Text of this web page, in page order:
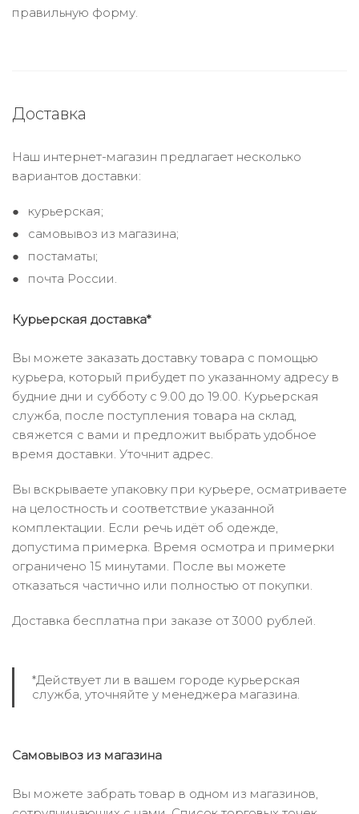
правильную форму.
Доставка
Наш интернет-магазин предлагает несколько
вариантов доставки:
курьерская;
самовывоз из магазина;
постаматы;
почта России.
Курьерская доставка*
Вы можете заказать доставку товара с помощью
курьера, который прибудет по указанному адресу в
будние дни и субботу с 9.00 до 19.00. Курьерская
служба, после поступления товара на склад,
свяжется с вами и предложит выбрать удобное
время доставки. Уточнит адрес.
Вы вскрываете упаковку при курьере, осматриваете
на целостность и соответствие указанной
комплектации. Если речь идёт об одежде,
допустима примерка. Время осмотра и примерки
ограничено 15 минутами. После вы можете
отказаться частично или полностью от покупки.
Доставка бесплатна при заказе от 3000 рублей.
*Действует ли в вашем городе курьерская
служба, уточняйте у менеджера магазина.
Самовывоз из магазина
Вы можете забрать товар в одном из магазинов,